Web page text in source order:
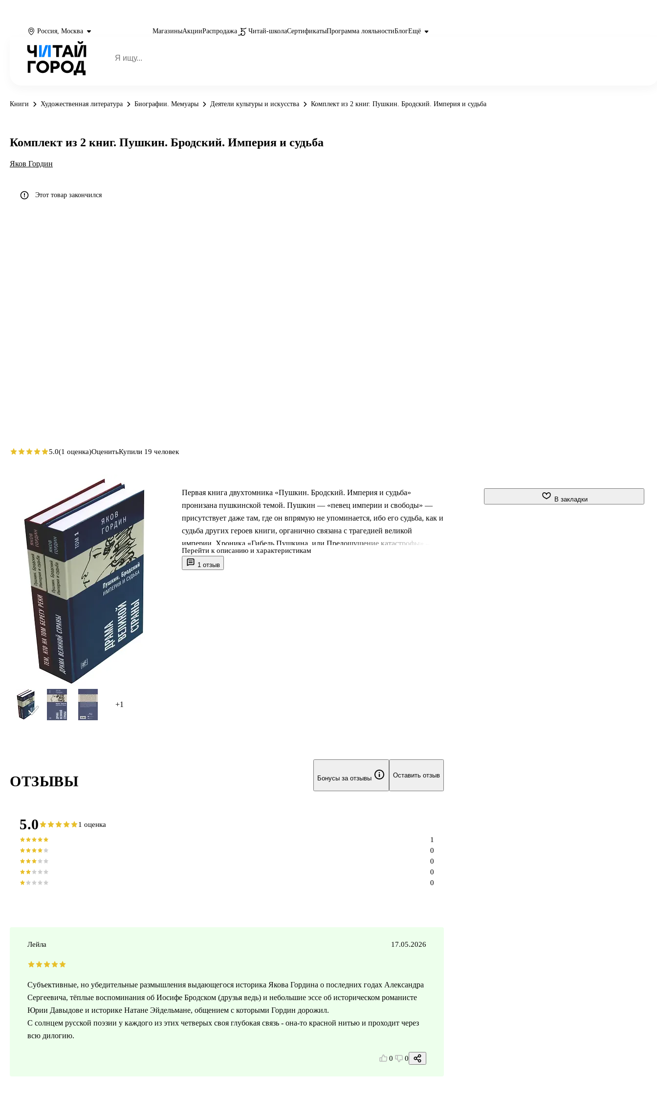
Россия, Москва МагазиныАкцииРаспродажа Читай-школаСертификатыПрограмма лояльностиБлогЕщё
Книги Художественная литература Биографии. Мемуары Деятели культуры и искусства Комплект из 2 книг. Пушкин. Бродский. Империя и судьба
+1
1 отзыв
Первая книга двухтомника «Пушкин. Бродский. Империя и судьба»
пронизана пушкинской темой. Пушкин — «певец империи и свободы» —
присутствует даже там, где он впрямую не упоминается, ибо его судьба, как и
судьба других героев книги, органично связана с трагедией великой
империи. Хроника «Гибель Пушкина, или Предощущение катастрофы» —
это не просто рассказ о последних годах жизни великого поэта, историка,
мыслителя, но прежде всего попытка показать его провидческую мощь. Он
Перейти к описанию и характеристикам
Комплект из 2 книг. Пушкин. Бродский. Империя и судьба
Яков Гордин
Этот товар закончился
5.0(1 оценка)ОценитьКупили 19 человек
В закладки
ОТЗЫВЫ Бонусы за отзывы Оставить отзыв
5.0 1 оценка
0
0
0
0
1
Лейла 17.05.2026
Субъективные, но убедительные размышления выдающегося историка Якова Гордина о последних годах Александра
Сергеевича, тёплые воспоминания об Иосифе Бродском (друзья ведь) и небольшие эссе об историческом романисте
Юрии Давыдове и историке Натане Эйдельмане, общением с которыми Гордин дорожил.
С солнцем русской поэзии у каждого из этих четверых своя глубокая связь - она-то красной нитью и проходит через
всю дилогию.
0 0